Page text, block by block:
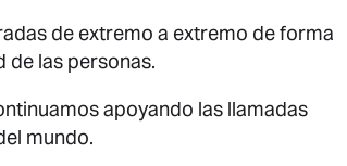
de extremo a extremo de forma
las personas.
apoyando las llamadas
mundo.